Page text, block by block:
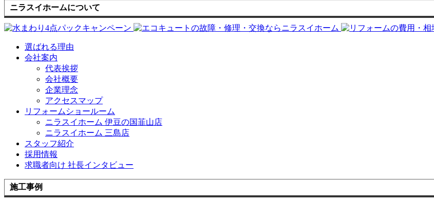
ニラスイホームについて
選ばれる理由
会社案内
代表挨拶
会社概要
企業理念
アクセスマップ
リフォームショールーム
ニラスイホーム 伊豆の国韮山店
ニラスイホーム 三島店
スタッフ紹介
採用情報
求職者向け 社長インタビュー
施工事例